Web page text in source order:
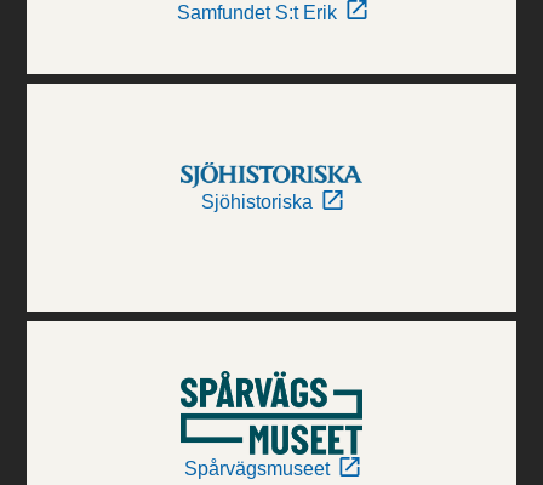
Samfundet S:t Erik
Sjöhistoriska
Spårvägsmuseet